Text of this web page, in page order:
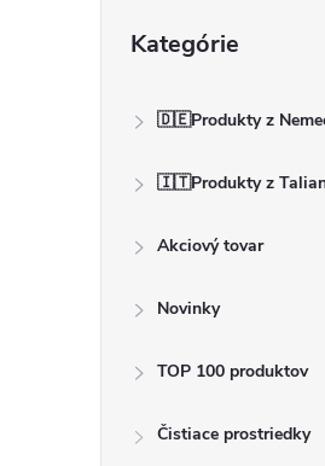
kategórie
Kategórie
🇩🇪Produkty z
🇮🇹Produkty z
Akciový tovar
Novinky
TOP 100 produktov
Čistiace prostriedky